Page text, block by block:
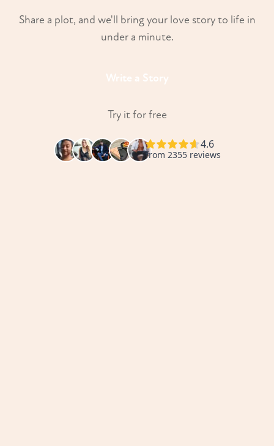
Share a plot, and we'll bring your love story to life in
under a minute.
Write a Story
Try it for free